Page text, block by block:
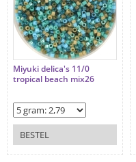
Miyuki delica's 11/0
tropical beach mix26
BESTEL